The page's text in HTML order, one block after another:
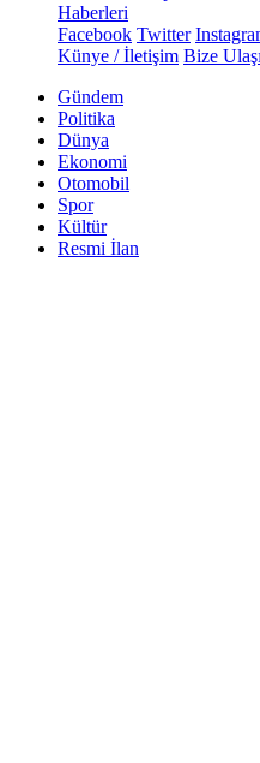
Haberleri
Facebook Twitter
Künye / İletişim Bize
Gündem
Politika
Dünya
Ekonomi
Otomobil
Spor
Kültür
Resmi İlan